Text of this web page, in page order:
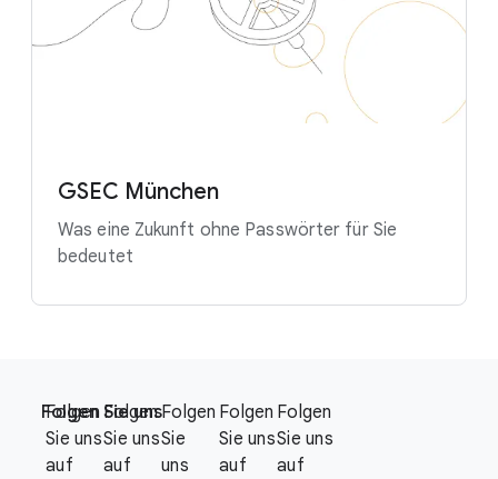
GSEC München
Was eine Zukunft ohne Passwörter für Sie
bedeutet
o
c
Folgen Sie uns
Folgen
Sie uns
auf
Folgen
Sie uns
auf
Folgen
Sie
uns
Folgen
Sie uns
auf
Folgen
Sie uns
auf